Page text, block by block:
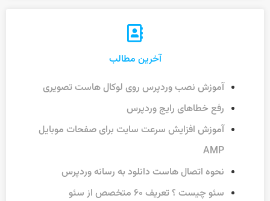
آخرین مطالب
آموزش نصب وردپرس روی لوکال هاست تصویری
رفع خطاهای رایج وردپرس
آموزش افزایش سرعت سایت برای صفحات موبایل
AMP
نحوه اتصال هاست دانلود به رسانه وردپرس
سئو چیست ؟ تعریف ۶۰ متخصص از سئو